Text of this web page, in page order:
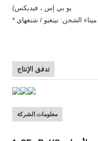
يو بي إس ، فيديكس)
* ميناء الشحن: نينغبو / شنغهاي
تدفق الإنتاج
معلومات الشركة